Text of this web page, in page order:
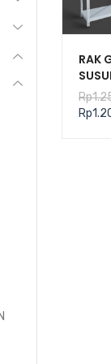
RAK
TIPE
PLAT
Rp
Rp